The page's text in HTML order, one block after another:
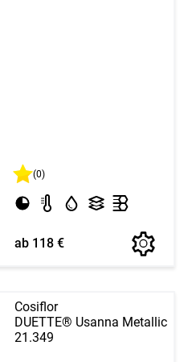
(0)
ab 118 €
Cosiflor
DUETTE® Usanna Metallic
21.349